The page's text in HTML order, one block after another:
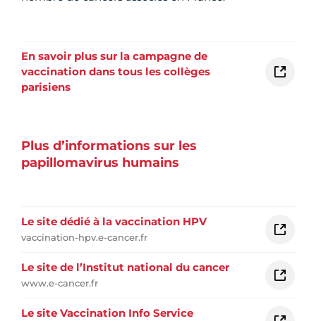
En savoir plus sur la campagne de
vaccination dans tous les collèges
parisiens
Plus d’informations sur les
papillomavirus humains
Le site dédié à la vaccination HPV
vaccination-hpv.e-cancer.fr
Le site de l’Institut national du cancer
www.e-cancer.fr
Le site Vaccination Info Service